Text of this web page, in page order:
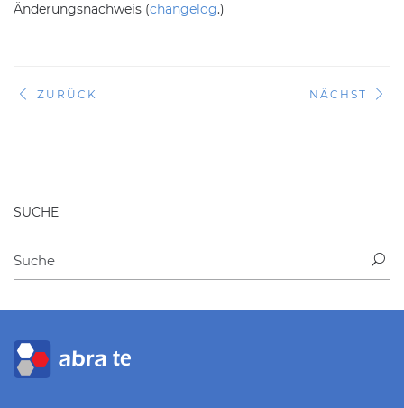
Änderungsnachweis (changelog.)
ZURÜCK NÄCHST
SUCHE